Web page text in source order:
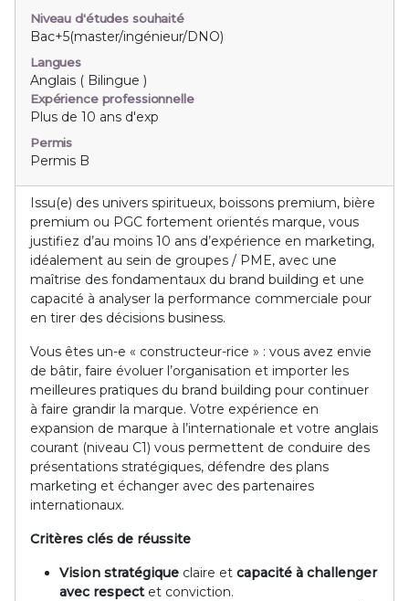
Niveau d'études souhaité
Bac+5(master/ingénieur/DNO)
Langues
Anglais ( Bilingue )
Expérience professionnelle
Plus de 10 ans d'exp
Permis
Permis B
Issu(e) des univers spiritueux, boissons premium, bière
premium ou PGC fortement orientés marque, vous
justifiez d’au moins 10 ans d’expérience en marketing,
idéalement au sein de groupes / PME, avec une
maîtrise des fondamentaux du brand building et une
capacité à analyser la performance commerciale pour
en tirer des décisions business.
Vous êtes un-e « constructeur-rice » : vous avez envie
de bâtir, faire évoluer l’organisation et importer les
meilleures pratiques du brand building pour continuer
à faire grandir la marque. Votre expérience en
expansion de marque à l’internationale et votre anglais
courant (niveau C1) vous permettent de conduire des
présentations stratégiques, défendre des plans
marketing et échanger avec des partenaires
internationaux.
Critères clés de réussite
Vision stratégique claire et capacité à challenger
avec respectet conviction.